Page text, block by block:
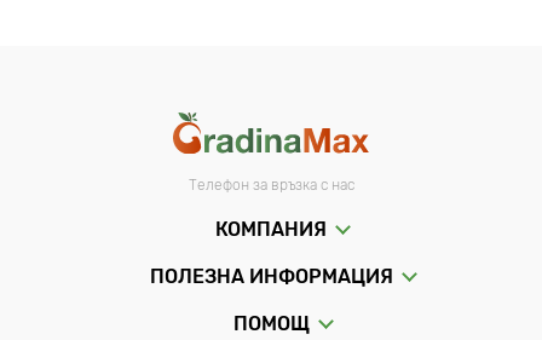
Телефон за връзка с нас
КОМПАНИЯ
ПОЛЕЗНА ИНФОРМАЦИЯ
ПОМОЩ